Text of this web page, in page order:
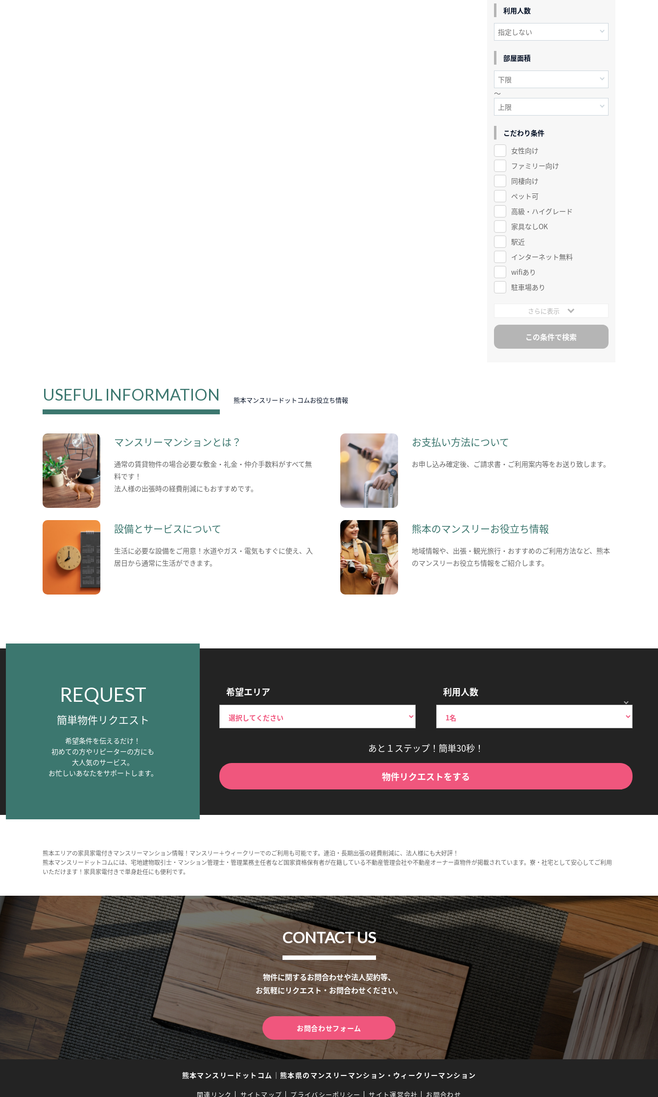
利用人数
部屋面積
～
こだわり条件
女性向け
ファミリー向け
同棲向け
ペット可
高級・ハイグレード
家具なしOK
駅近
インターネット無料
wifiあり
駐車場あり
さらに表示
USEFUL INFORMATION 熊本マンスリードットコムお役立ち情報
マンスリーマンションとは？
通常の賃貸物件の場合必要な敷金・礼金・仲介手数料がすべて無
料です！
法人様の出張時の経費削減にもおすすめです。
お支払い方法について
お申し込み確定後、ご請求書・ご利用案内等をお送り致します。
設備とサービスについて
生活に必要な設備をご用意！水道やガス・電気もすぐに使え、入
居日から通常に生活ができます。
熊本のマンスリーお役立ち情報
地域情報や、出張・観光旅行・おすすめのご利用方法など、熊本
のマンスリーお役立ち情報をご紹介します。
REQUEST
簡単物件リクエスト
希望条件を伝えるだけ！
初めての方やリピーターの方にも
大人気のサービス。
お忙しいあなたをサポートします。
希望エリア 利用人数
あと１ステップ！簡単30秒！
物件リクエストをする
熊本エリアの家具家電付きマンスリーマンション情報！マンスリー＋ウィークリーでのご利用も可能です。連泊・長期出張の経費削減に、法人様にも大好評！
熊本マンスリードットコムには、宅地建物取引士・マンション管理士・管理業務主任者など国家資格保有者が在籍している不動産管理会社や不動産オーナー直物件が掲載されています。寮・社宅として安心してご利用
いただけます！家具家電付きで単身赴任にも便利です。
CONTACT US
物件に関するお問合わせや法人契約等、
お気軽にリクエスト・お問合わせください。
お問合わせフォーム
熊本マンスリードットコム ｜ 熊本県のマンスリーマンション・ウィークリーマンション
関連リンク サイトマップ プライバシーポリシー サイト運営会社 お問合わせ